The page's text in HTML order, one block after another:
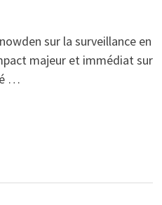
sur la surveillance en
majeur et immédiat sur
…